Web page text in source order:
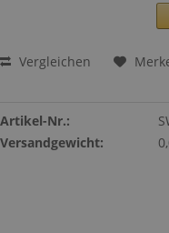
Vergleichen
Artikel-Nr.:
Versandgewicht: